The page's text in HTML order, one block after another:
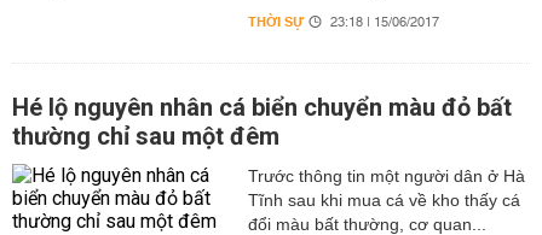
THỜI SỰ 23:18 | 15/06/2017
Hé lộ nguyên nhân cá biển chuyển màu đỏ bất
thường chỉ sau một đêm
Trước thông tin một người dân ở Hà
Tĩnh sau khi mua cá về kho thấy cá
đổi màu bất thường, cơ quan...